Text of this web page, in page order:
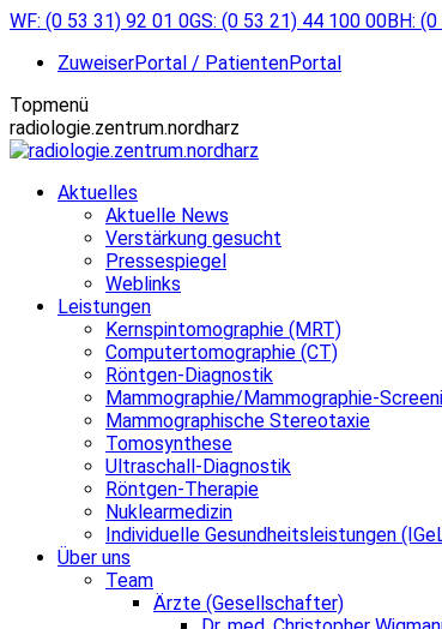
Zum
springen
WF: (0 53 31) 92 01 0GS: (0 53 21) 44 100 00BH:
ZuweiserPortal / PatientenPortal
Topmenü
radiologie.zentrum.nordharz
Aktuelles
Aktuelle News
Verstärkung gesucht
Pressespiegel
Weblinks
Leistungen
Kernspintomographie (MRT)
Computertomographie (CT)
Röntgen-Diagnostik
Mammographie/Mammographie-
Mammographische Stereotaxie
Tomosynthese
Ultraschall-Diagnostik
Röntgen-Therapie
Nuklearmedizin
Individuelle Gesundheitsleistungen
Über uns
Team
Ärzte (Gesellschafter)